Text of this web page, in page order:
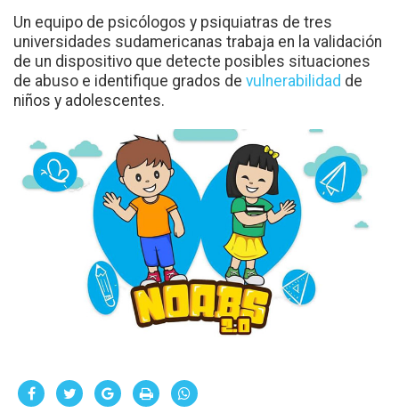
Un equipo de psicólogos y psiquiatras de tres
universidades sudamericanas trabaja en la validación
de un dispositivo que detecte posibles situaciones
de abuso e identifique grados de vulnerabilidad de
niños y adolescentes.